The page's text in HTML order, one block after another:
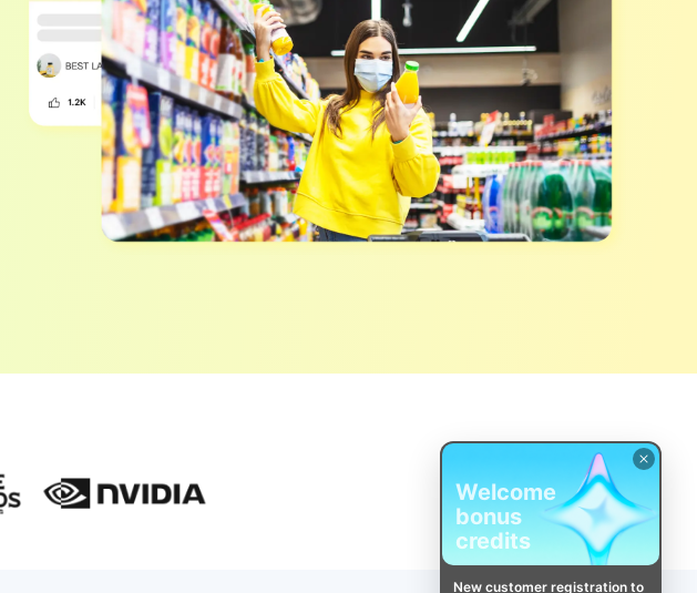
Welcome
bonus
credits
New customer registration to